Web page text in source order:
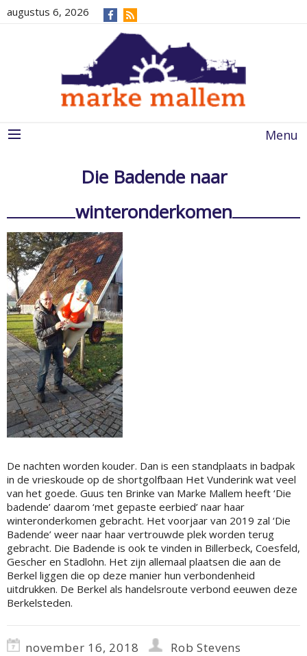
augustus 6, 2026
Menu
Die Badende naar
winteronderkomen
De nachten worden kouder. Dan is een standplaats in badpak
in de vrieskoude op de shortgolfbaan Het Vunderink wat veel
van het goede. Guus ten Brinke van Marke Mallem heeft ‘Die
badende’ daarom ‘met gepaste eerbied’ naar haar
winteronderkomen gebracht. Het voorjaar van 2019 zal ‘Die
Badende’ weer naar haar vertrouwde plek worden terug
gebracht. Die Badende is ook te vinden in Billerbeck, Coesfeld,
Gescher en Stadlohn. Het zijn allemaal plaatsen die aan de
Berkel liggen die op deze manier hun verbondenheid
uitdrukken. De Berkel als handelsroute verbond eeuwen deze
Berkelsteden.
november 16, 2018
Rob Stevens